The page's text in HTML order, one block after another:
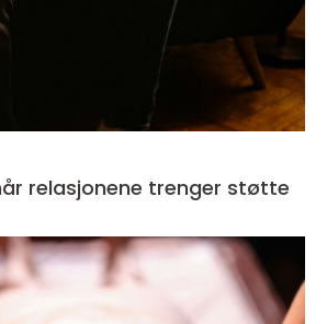
når relasjonene trenger støtte